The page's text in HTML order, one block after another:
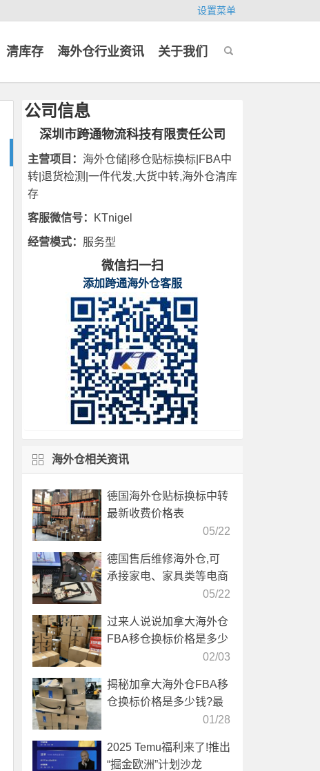
设置菜单
清库存 海外仓行业资讯 关于我们
公司信息
深圳市跨通物流科技有限责任公司
主营项目： 海外仓储|移仓贴标换标|FBA中
转|退货检测|一件代发,大货中转,海外仓清库
存
客服微信号： KTnigel
经营模式： 服务型
微信扫一扫
添加跨通海外仓客服
海外仓相关资讯
德国海外仓贴标换标中转
最新收费价格表
05/22
德国售后维修海外仓,可
承接家电、家具类等电商
05/22
过来人说说加拿大海外仓
FBA移仓换标价格是多少
02/03
揭秘加拿大海外仓FBA移
仓换标价格是多少钱?最
01/28
2025 Temu福利来了!推出
“掘金欧洲”计划沙龙